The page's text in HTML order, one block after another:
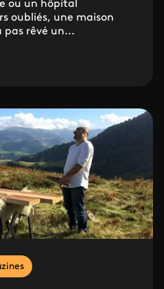
ou un hôpital
oubliés, une maison
rêvé un...